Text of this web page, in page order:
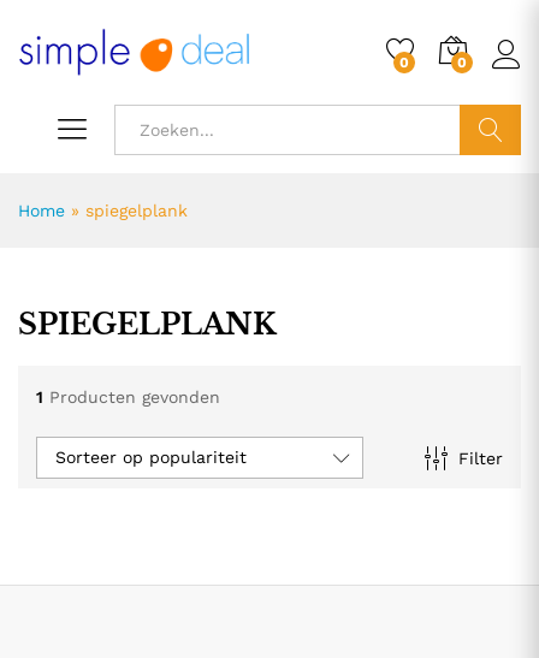
0 0
Home » spiegelplank
SPIEGELPLANK
1 Producten gevonden
Filter
Sorteer op populariteit